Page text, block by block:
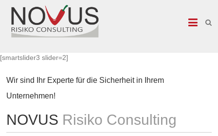
NOVUS
Risiko
Consulting
Datenschutzauditor,
DS-
Brandmeldeanlagen,
Sicherheitstechnik,
[smartslider3 slider=2]
Wir sind Ihr Experte für die Sicherheit in Ihrem
Unternehmen!
NOVUS Risiko Consulting